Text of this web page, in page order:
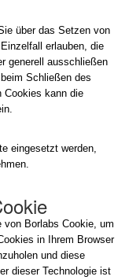
über das Setzen von
erlauben, die
generell ausschließen
Schließen des
Cookies kann die
eingesetzt werden,
von Borlabs Cookie, um
in Ihrem Browser
und diese
dieser Technologie ist